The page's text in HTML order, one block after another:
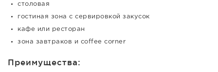
столовая
гостиная зона с сервировкой закусок
кафе или ресторан
зона завтраков и coffee corner
Преимущества: